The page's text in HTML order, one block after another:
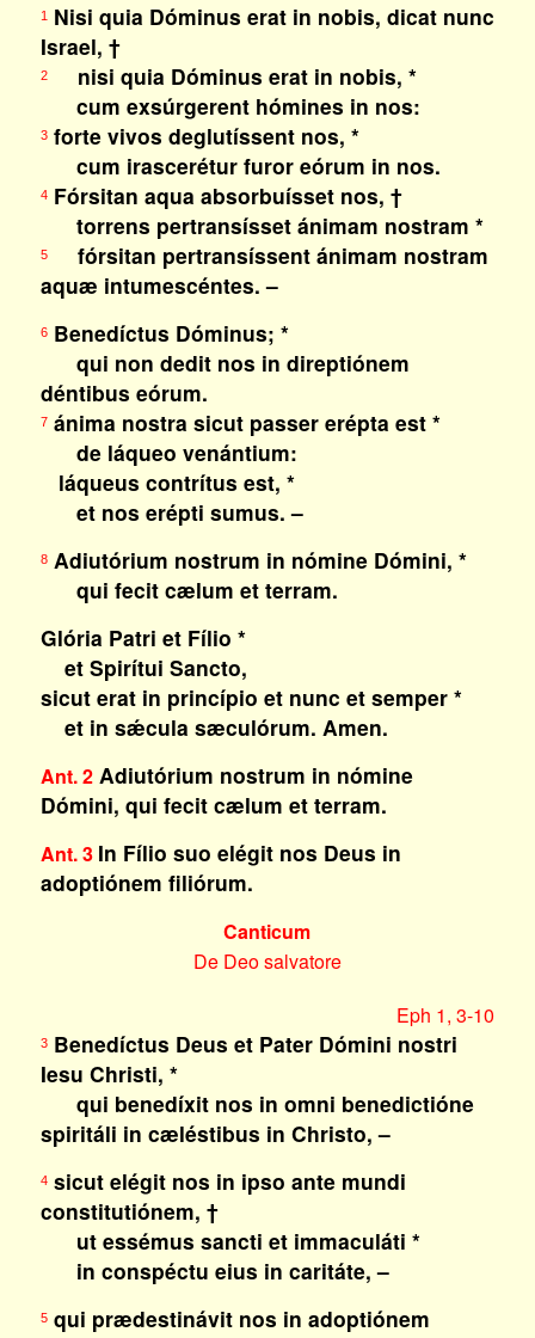
1Nisi quia Dóminus erat in nobis, dicat nunc
Israel, †
2nisi quia Dóminus erat in nobis, *
cum exsúrgerent hómines in nos:
3forte vivos deglutíssent nos, *
cum irascerétur furor eórum in nos.
4Fórsitan aqua absorbuísset nos, †
torrens pertransísset ánimam nostram *
5fórsitan pertransíssent ánimam nostram
aquæ intumescéntes. –
6Benedíctus Dóminus; *
qui non dedit nos in direptiónem
déntibus eórum.
7ánima nostra sicut passer erépta est *
de láqueo venántium:
láqueus contrítus est, *
et nos erépti sumus. –
8Adiutórium nostrum in nómine Dómini, *
qui fecit cælum et terram.
Glória Patri et Fílio *
et Spirítui Sancto,
sicut erat in princípio et nunc et semper *
et in sǽcula sæculórum. Amen.
Ant. 2Adiutórium nostrum in nómine
Dómini, qui fecit cælum et terram.
Ant. 3 In Fílio suo elégit nos Deus in
adoptiónem filiórum.
Canticum
De Deo salvatore
Eph 1, 3-10
3Benedíctus Deus et Pater Dómini nostri
Iesu Christi, *
qui benedíxit nos in omni benedictióne
spiritáli in cæléstibus in Christo, –
4sicut elégit nos in ipso ante mundi
constitutiónem, †
ut essémus sancti et immaculáti *
in conspéctu eius in caritáte, –
5qui prædestinávit nos in adoptiónem